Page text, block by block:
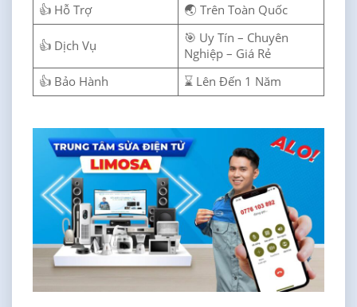
👍 Hỗ Trợ
🌏 Trên Toàn Quốc
👍 Dịch Vụ
🎯 Uy Tín – Chuyên
Nghiệp – Giá Rẻ
👍 Bảo Hành
⌛ Lên Đến 1 Năm